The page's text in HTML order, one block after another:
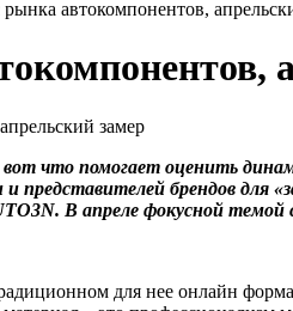
автокомпонентов,
вот что помогает оценить
и представителей брендов для
3N. В апреле фокусной темой
для нее онлайн